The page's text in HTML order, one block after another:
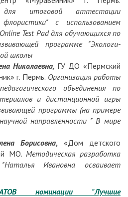
итоговой аттестации
с использованием
Test Pad для обучающихся по
программе "Экологи-
школы
Николаевна, ГУ ДО «Пермский
г. Пермь. Организация работы
объединения по
и дистанционной игры
программы (на примере
направленности " В мире
Борисовна, «Дом детского
МО.Методическая разработка
Ивановна осваивает
номинации "Лучшие